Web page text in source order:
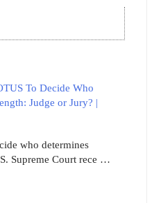
To Decide Who
Judge or Jury? |
who determines
Supreme Court rece …